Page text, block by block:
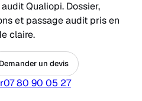
Qualiopi. Dossier,
et passage audit pris en
claire.
Demander un devis
07 80 90 05 27